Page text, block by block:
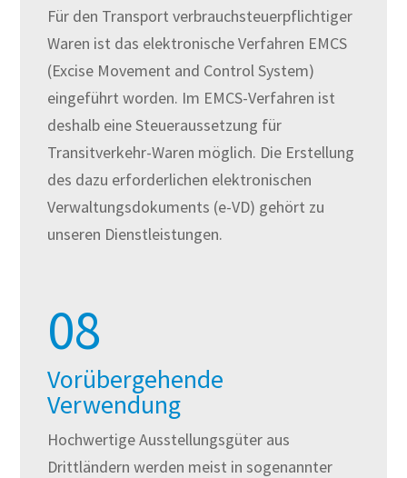
Für den Transport verbrauchsteuerpflichtiger
Waren ist das elektronische Verfahren EMCS
(Excise Movement and Control System)
eingeführt worden. Im EMCS-Verfahren ist
deshalb eine Steueraussetzung für
Transitverkehr-Waren möglich. Die Erstellung
des dazu erforderlichen elektronischen
Verwaltungsdokuments (e-VD) gehört zu
unseren Dienstleistungen.
08
Vorübergehende
Verwendung
Hochwertige Ausstellungsgüter aus
Drittländern werden meist in sogenannter